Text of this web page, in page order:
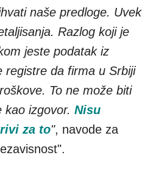
naše predloge. Uvek
Razlog koji je
jeste podatak iz
registre da firma u Srbiji
To ne može biti
kao izgovor. Nisu
za to", navode za